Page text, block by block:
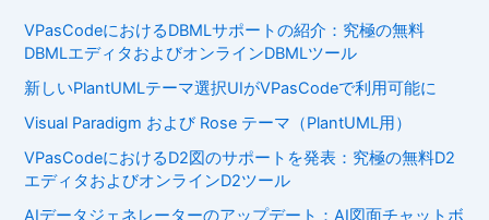
VPasCodeにおけるDBMLサポートの紹介：究極の無料
DBMLエディタおよびオンラインDBMLツール
新しいPlantUMLテーマ選択UIがVPasCodeで利用可能に
Visual Paradigm および Rose テーマ（PlantUML用）
VPasCodeにおけるD2図のサポートを発表：究極の無料D2
エディタおよびオンラインD2ツール
AIデータジェネレーターのアップデート：AI図面チャットボ